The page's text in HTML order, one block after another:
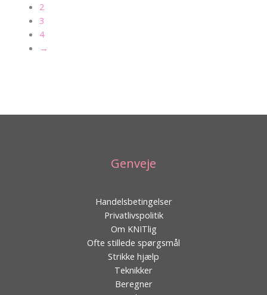
2
3
4
→
Genveje
Handelsbetingelser
Privatlivspolitik
Om KNITlig
Ofte stillede spørgsmål
Strikke hjælp
Teknikker
Beregner